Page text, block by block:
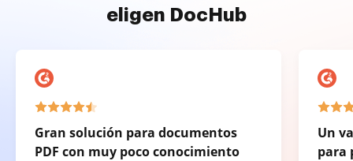
eligen DocHub
Gran solución para documentos
PDF con muy poco conocimiento
Un
para